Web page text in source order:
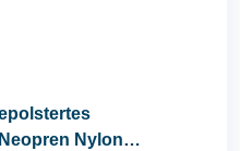
Nylon